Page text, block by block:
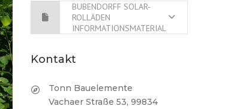
BUBENDORFF SOLAR-
ROLLÄDEN
INFORMATIONSMATERIAL
Kontakt
Tonn Bauelemente
Vachaer Straße 53, 99834